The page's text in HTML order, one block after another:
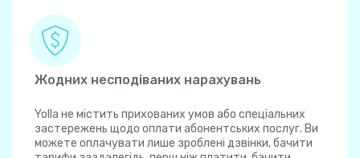
Жодних несподіваних нарахувань
Yolla не містить прихованих умов або спеціальних
застережень щодо оплати абонентських послуг. Ви
можете оплачувати лише зроблені дзвінки, бачити